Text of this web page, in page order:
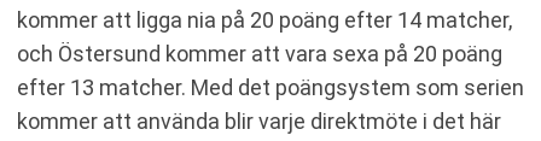
kommer att ligga nia på 20 poäng efter 14 matcher,
och Östersund kommer att vara sexa på 20 poäng
efter 13 matcher. Med det poängsystem som serien
kommer att använda blir varje direktmöte i det här